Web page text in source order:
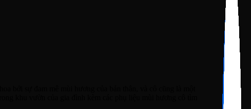
bởi sự đam mê mùi hương của bản thân, và cô cũng là một
khu vườn của gia đình kèm các phụ liệu mùi hương cô tìm